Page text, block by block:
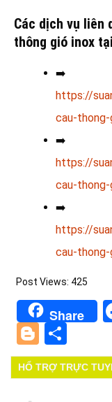
Các dịch vụ liên
thông gió inox
➡️
https://
cau-
➡️
https://
cau-
➡️
https://
cau-
Post Views: 425
Share
Blogger
HỔ TRỢ TRỰC